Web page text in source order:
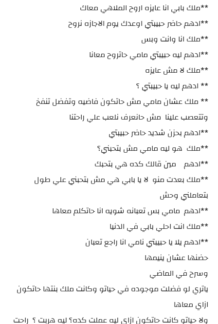
**ملك بابي انا عايزه اروح الملاهي معاك
**ادهم حاضر حبيبتي اوعدك يوم الاجازه نروح
**ملك انا وانت وبس
**ادهم ليه حبيبتي مامي حاتروح معانا
**ملك لا مش عايزه
** ادهم ليه يا حبيبتي ؟
** ملك عشان مامي مش حاتكون فاضيه وتفضل تنفخ
وتتعصب علينا مش حانعرف نلعب علي راحتنا
**ادهم بحزن شديد حاضر حبيبتي
**ملك هو ليه مامي مش بتحبني؟
**ادهم مين قالك كده هي بتحبك
**ملك بعدت منو لا يا بابي هي مش بتحبني علي طول
بتعاملني وحش
**ادهم مامي بس تعبانه شويه انا حاتكلم معاها
**ملك انت احلي بابي في الدنيا
**ادهم يلا يا حبيبتي نامي انا راجع تعبان
حضنها عشان ينيمها
وسرح في الماضي
ياتري لو فضلت موجوده في حياتو وكانت ملك بنتها حاتكون
ازاي معاها
ولا حياتو كانت حاتكون ازاي ليه عملت كده؟ ليه هربت ؟ راحت